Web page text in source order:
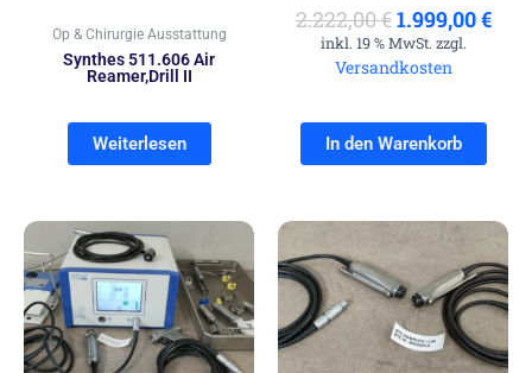
Op & Chirurgie Ausstattung
Synthes 511.606 Air
Reamer,Drill II
Weiterlesen
2.222,00€1.999,00€
inkl. 19 % MwSt. zzgl.
Versandkosten
In den Warenkorb